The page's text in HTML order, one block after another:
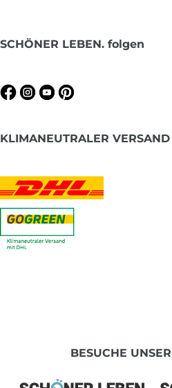
SCHÖNER LEBEN. folgen
KLIMANEUTRALER VERSAND
BESUCHE